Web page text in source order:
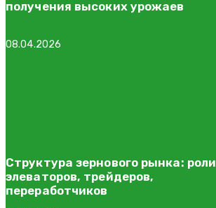
получения высоких урожаев
08.04.2026
Структура зернового рынка: роли
элеваторов, трейдеров,
переработчиков